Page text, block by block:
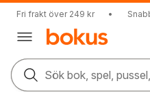
Fri frakt över 249 kr •
Sök bok, spel,